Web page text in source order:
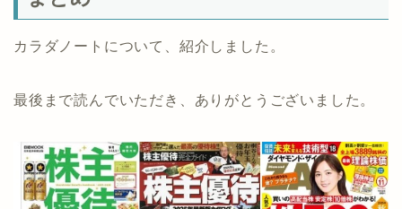
カラダノートについて、紹介しました。
最後まで読んでいただき、ありがとうございました。